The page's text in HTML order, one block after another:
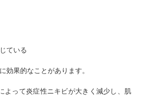
ている
効果的なことがあります。
よって炎症性ニキビが大きく減少し、肌